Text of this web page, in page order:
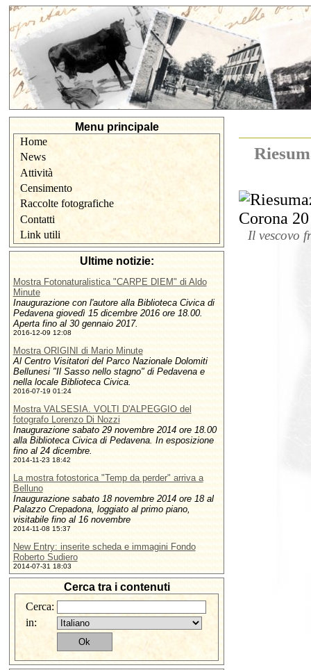
Menu principale
Home
News
Attività
Censimento
Raccolte fotografiche
Contatti
Link utili
Ultime notizie:
Mostra Fotonaturalistica "CARPE DIEM" di Aldo
Minute
Inaugurazione con l'autore alla Biblioteca Civica di
Pedavena giovedì 15 dicembre 2016 ore 18.00.
Aperta fino al 30 gennaio 2017.
2016-12-09 12:08
Mostra ORIGINI di Mario Minute
Al Centro Visitatori del Parco Nazionale Dolomiti
Bellunesi "Il Sasso nello stagno" di Pedavena e
nella locale Biblioteca Civica.
2016-07-19 01:24
Mostra VALSESIA. VOLTI D'ALPEGGIO del
fotografo Lorenzo Di Nozzi
Inaugurazione sabato 29 novembre 2014 ore 18.00
alla Biblioteca Civica di Pedavena. In esposizione
fino al 24 dicembre.
2014-11-23 18:42
La mostra fotostorica "Temp da perder" arriva a
Belluno
Inaugurazione sabato 18 novembre 2014 ore 18 al
Palazzo Crepadona, loggiato al primo piano,
visitabile fino al 16 novembre
2014-11-08 15:37
New Entry: inserite scheda e immagini Fondo
Roberto Sudiero
2014-07-31 18:03
Cerca tra i contenuti
Cerca:
in:
Il vescovo